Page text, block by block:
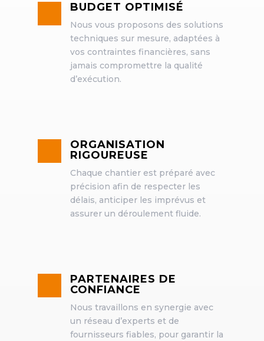
BUDGET OPTIMISÉ
Nous vous proposons des solutions
techniques sur mesure, adaptées à
vos contraintes financières, sans
jamais compromettre la qualité
d’exécution.
ORGANISATION
RIGOUREUSE
Chaque chantier est préparé avec
précision afin de respecter les
délais, anticiper les imprévus et
assurer un déroulement fluide.
PARTENAIRES DE
CONFIANCE
Nous travaillons en synergie avec
un réseau d’experts et de
fournisseurs fiables, pour garantir la